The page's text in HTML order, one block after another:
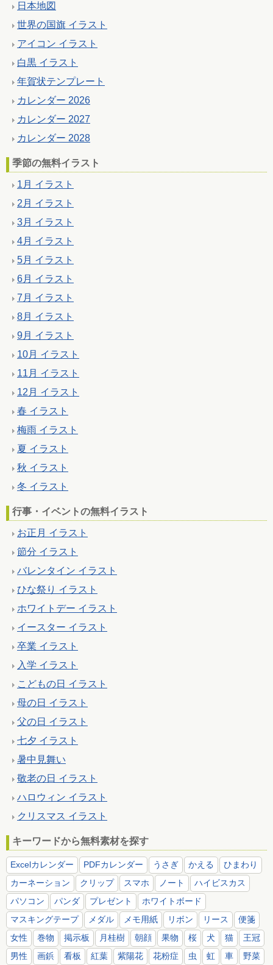
日本地図
世界の国旗 イラスト
アイコン イラスト
白黒 イラスト
年賀状テンプレート
カレンダー 2026
カレンダー 2027
カレンダー 2028
季節の無料イラスト
1月 イラスト
2月 イラスト
3月 イラスト
4月 イラスト
5月 イラスト
6月 イラスト
7月 イラスト
8月 イラスト
9月 イラスト
10月 イラスト
11月 イラスト
12月 イラスト
春 イラスト
梅雨 イラスト
夏 イラスト
秋 イラスト
冬 イラスト
行事・イベントの無料イラスト
お正月 イラスト
節分 イラスト
バレンタイン イラスト
ひな祭り イラスト
ホワイトデー イラスト
イースター イラスト
卒業 イラスト
入学 イラスト
こどもの日 イラスト
母の日 イラスト
父の日 イラスト
七夕 イラスト
暑中見舞い
敬老の日 イラスト
ハロウィン イラスト
クリスマス イラスト
キーワードから無料素材を探す
Excelカレンダー PDFカレンダー うさぎ かえる
ひまわり
カーネーション
クリップ スマホ ノート
ハイビスカス
パソコン
パンダ プレゼント
ホワイトボード
マスキングテープ
メダル メモ用紙 リボン リース
便箋
女性
巻物 掲示板 月桂樹 朝顔 果物 桜 犬 猫
王冠
男性
画鋲 看板 紅葉 紫陽花 花粉症 虫 虹 車 野菜